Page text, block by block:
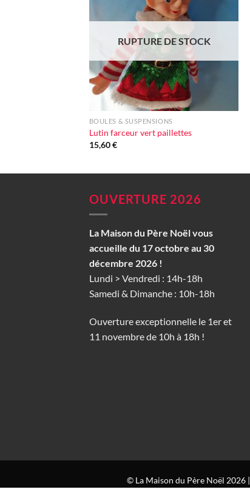
RUPTURE DE STOCK
BOULES & SUSPENSIONS
Lutin farceur vert paillettes
15,60€
OUVERTURE 2026
La Maison du Père Noël vous
accueille du 17 octobre au 30
décembre 2026 !
Lundi > Vendredi : 14h-18h
Samedi & Dimanche : 10h-18h
Ouverture exceptionnelle le 1er et
11 novembre de 10h à 18h !
© La Maison du Père Noël 2026 |